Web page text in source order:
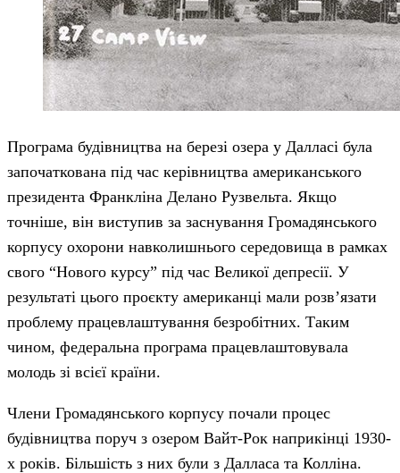
Програма будівництва на березі озера у Далласі була
започаткована під час керівництва американського
президента Франкліна Делано Рузвельта. Якщо
точніше, він виступив за заснування Громадянського
корпусу охорони навколишнього середовища в рамках
свого “Нового курсу” під час Великої депресії. У
результаті цього проєкту американці мали розв’язати
проблему працевлаштування безробітних. Таким
чином, федеральна програма працевлаштовувала
молодь зі всієї країни.
Члени Громадянського корпусу почали процес
будівництва поруч з озером Вайт-Рок наприкінці 1930-
х років. Більшість з них були з Далласа та Колліна.